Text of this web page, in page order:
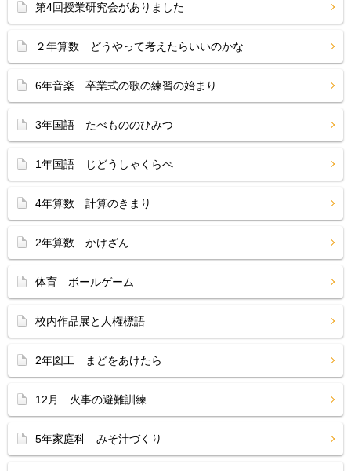
第4回授業研究会がありました
２年算数 どうやって考えたらいいのかな
6年音楽 卒業式の歌の練習の始まり
3年国語 たべもののひみつ
1年国語 じどうしゃくらべ
4年算数 計算のきまり
2年算数 かけざん
体育 ボールゲーム
校内作品展と人権標語
2年図工 まどをあけたら
12月 火事の避難訓練
5年家庭科 みそ汁づくり